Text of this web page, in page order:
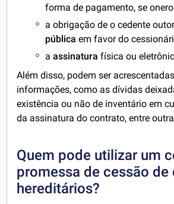
forma de pagamento, se
a obrigação de o cedente
pública em favor do
aassinatura física ou
Além disso, podem ser
informações, como as dívidas
existência ou não de inventário em
da assinatura do contrato, entre
Quem pode utilizar um
promessa de cessão de
hereditários?